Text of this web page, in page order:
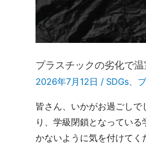
プラスチックの劣化で
2026年7月12日 / SDGs、
皆さん、いかがお過ごし
り、学級閉鎖となってい
かないように気を付けて